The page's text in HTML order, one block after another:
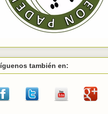
también en: